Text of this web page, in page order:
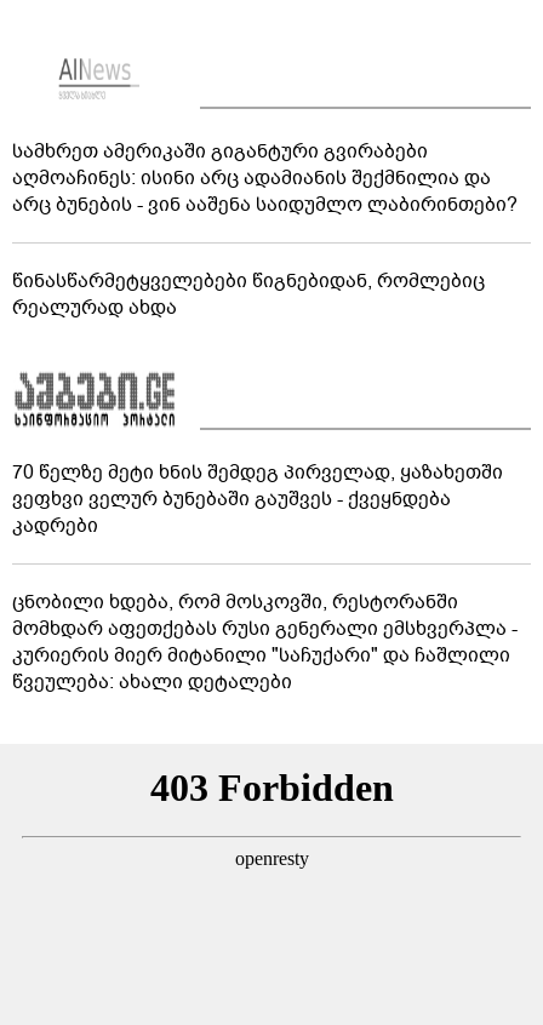
სამხრეთ ამერიკაში გიგანტური გვირაბები
აღმოაჩინეს: ისინი არც ადამიანის შექმნილია და
არც ბუნების - ვინ ააშენა საიდუმლო ლაბირინთები?
წინასწარმეტყველებები წიგნებიდან, რომლებიც
რეალურად ახდა
70 წელზე მეტი ხნის შემდეგ პირველად, ყაზახეთში
ვეფხვი ველურ ბუნებაში გაუშვეს - ქვეყნდება
კადრები
ცნობილი ხდება, რომ მოსკოვში, რესტორანში
მომხდარ აფეთქებას რუსი გენერალი ემსხვერპლა -
კურიერის მიერ მიტანილი "საჩუქარი" და ჩაშლილი
წვეულება: ახალი დეტალები